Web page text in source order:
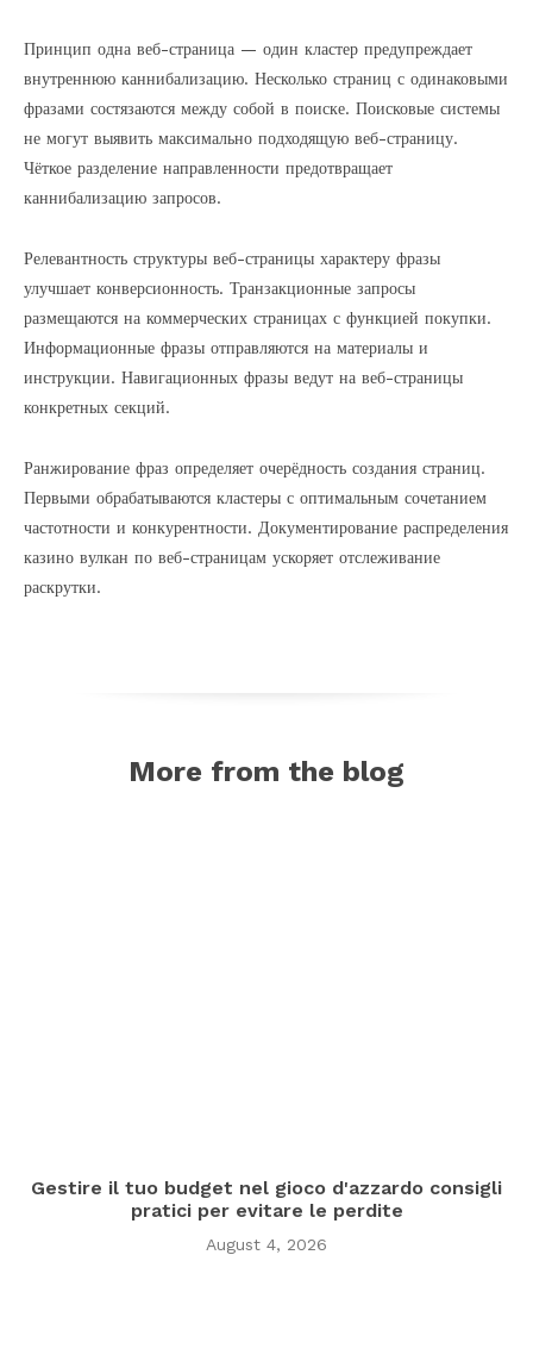
Принцип одна веб-страница — один кластер предупреждает
внутреннюю каннибализацию. Несколько страниц с одинаковыми
фразами состязаются между собой в поиске. Поисковые системы
не могут выявить максимально подходящую веб-страницу.
Чёткое разделение направленности предотвращает
каннибализацию запросов.
Релевантность структуры веб-страницы характеру фразы
улучшает конверсионность. Транзакционные запросы
размещаются на коммерческих страницах с функцией покупки.
Информационные фразы отправляются на материалы и
инструкции. Навигационных фразы ведут на веб-страницы
конкретных секций.
Ранжирование фраз определяет очерёдность создания страниц.
Первыми обрабатываются кластеры с оптимальным сочетанием
частотности и конкурентности. Документирование распределения
казино вулкан по веб-страницам ускоряет отслеживание
раскрутки.
More from the blog
Gestire il tuo budget nel gioco d'azzardo consigli
pratici per evitare le perdite
August 4, 2026